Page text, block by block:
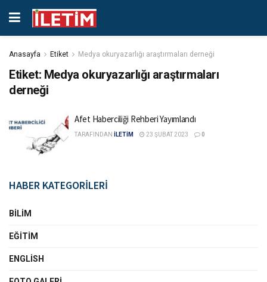
Anasayfa Etiket Medya okuryazarlığı araştırmaları derneği
Etiket: Medya okuryazarlığı araştırmaları
derneği
Afet Haberciliği Rehberi Yayımlandı
TARAFINDAN İLETİM 23 ŞUBAT 2023 0
HABER KATEGORİLERİ
BILIM
EĞITIM
ENGLISH